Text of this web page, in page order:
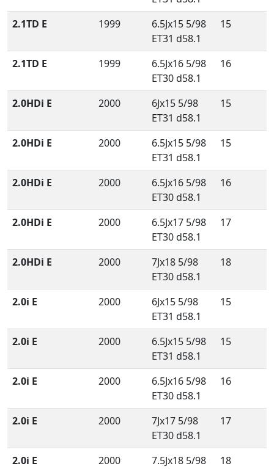
2.1TD E 1999
6.5Jx15 5/98
ET31 d58.1
15
2.1TD E 1999
6.5Jx16 5/98
ET30 d58.1
16
2.0HDi E 2000
6Jx15 5/98
ET31 d58.1
15
2.0HDi E 2000
6.5Jx15 5/98
ET31 d58.1
15
2.0HDi E 2000
6.5Jx16 5/98
ET30 d58.1
16
2.0HDi E 2000
6.5Jx17 5/98
ET30 d58.1
17
2.0HDi E 2000
7Jx18 5/98
ET30 d58.1
18
2.0i E 2000
6Jx15 5/98
ET31 d58.1
15
2.0i E 2000
6.5Jx15 5/98
ET31 d58.1
15
2.0i E 2000
6.5Jx16 5/98
ET30 d58.1
16
2.0i E 2000
7Jx17 5/98
ET30 d58.1
17
2.0i E 2000
7.5Jx18 5/98
18